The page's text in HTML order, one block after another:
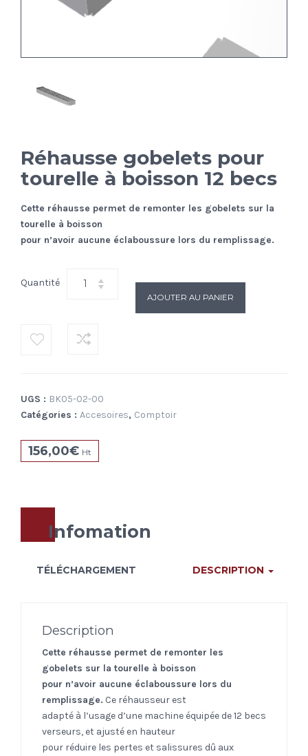
Réhausse gobelets pour
tourelle à boisson 12 becs
Cette réhausse permet de remonter les gobelets sur la
tourelle à boisson
pour n’avoir aucune éclaboussure lors du remplissage.
Quantité
AJOUTER AU PANIER
UGS : BK05-02-00
Catégories : Accesoires, Comptoir
156,00€ Ht
Infomation
DESCRIPTION
TÉLÉCHARGEMENT
Description
Cette réhausse permet de remonter les
gobelets sur la tourelle à boisson
pour n’avoir aucune éclaboussure lors du
remplissage. Ce réhausseur est
adapté à l’usage d’une machine équipée de 12 becs
verseurs, et ajusté en hauteur
pour réduire les pertes et salissures dû aux